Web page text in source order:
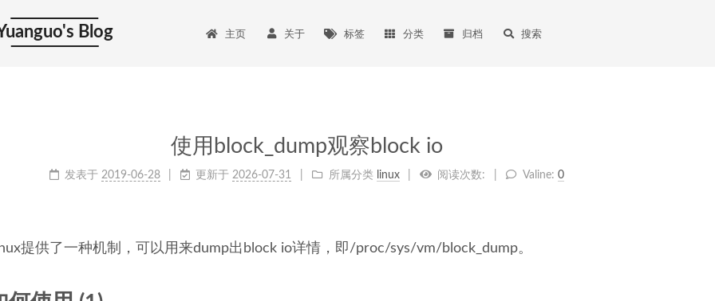
Blog 主页 关于 标签 分类 归档 搜索
使用block_dump观察block io
发表于 2019-06-28 更新于 2026-07-31 所属分类 linux 阅读次数: Valine: 0
提供了一种机制，可以用来dump出block io详情，即/proc/sys/vm/block_dump。